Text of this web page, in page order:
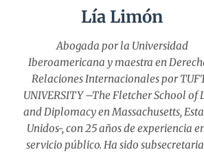
Lía Limón
Abogada por la Universidad
Iberoamericana y maestra en
Relaciones Internacionales por
UNIVERSITY –The Fletcher School of
and Diplomacy en Massachusetts,
Unidos-, con 25 años de experiencia
servicio público. Ha sido